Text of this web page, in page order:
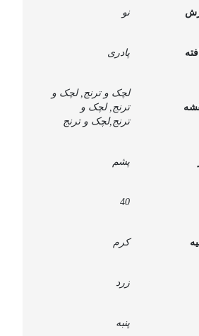
نیمکت
نو
پادری
لچک و ترنج, لچک و
ترنج, لچک و
ترنج,لچک و ترنج
پشم
40
کرم
زرد
پنبه